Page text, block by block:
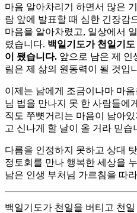
마음 알아차리기 하면서 많은
람 앞에 발표할 때 심한 긴장감
마음을 알아차렸고, 일상에서
렸습니다. 백일기도가 천일기
이 됐습니다. 앞으로 남은 제 인
림은 제 삶의 원동력이 될 것입
이제는 남에게 조금이나마 마
님 법을 만나지 못 한 사람들에
직도 쭈뼛거리는 마음이 남아
고 신나게 할 날이 올 거라 믿습
다름을 인정하지 못하고 상대
정토회를 만나 행복한 세상을
남은 인생 부처님 가르침을 따
백일기도가 천일을 버티고 천